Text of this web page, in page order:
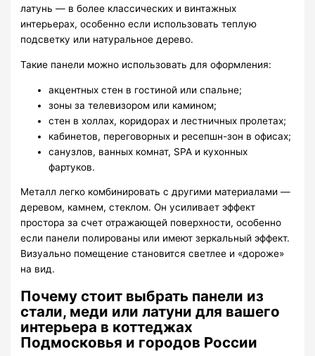
латунь — в более классических и винтажных
интерьерах, особенно если использовать теплую
подсветку или натуральное дерево.
Такие панели можно использовать для оформления:
акцентных стен в гостиной или спальне;
зоны за телевизором или камином;
стен в холлах, коридорах и лестничных пролетах;
кабинетов, переговорных и ресепшн-зон в офисах;
санузлов, ванных комнат, SPA и кухонных
фартуков.
Металл легко комбинировать с другими материалами —
деревом, камнем, стеклом. Он усиливает эффект
простора за счет отражающей поверхности, особенно
если панели полированы или имеют зеркальный эффект.
Визуально помещение становится светлее и «дороже»
на вид.
Почему стоит выбрать панели из
стали, меди или латуни для вашего
интерьера в коттеджах
Подмосковья и городов России